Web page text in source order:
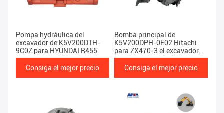
Pompa hydráulica del
excavador de K5V200DTH-
9C0Z para HYUNDAI R455
Consiga el mejor precio
Bomba principal de
K5V200DPH-0E02 Hitachi
para ZX470-3 el excavador
Electronic Injection
Consiga el mejor precio